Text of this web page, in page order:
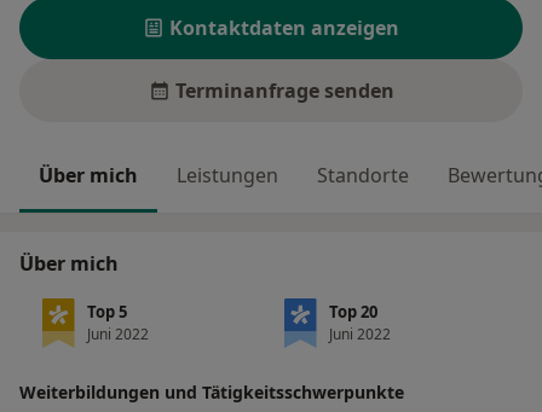
Kontaktdaten anzeigen
Terminanfrage senden
Über mich Leistungen Standorte
Über mich
Top 5
Juni 2022
Top 20
Juni 2022
Weiterbildungen und Tätigkeitsschwerpunkte